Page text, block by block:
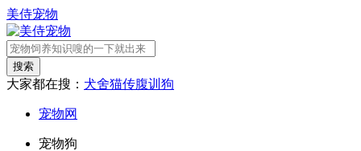
美侍宠物
搜索
大家都在搜： 犬舍猫传腹训狗
宠物网
宠物狗